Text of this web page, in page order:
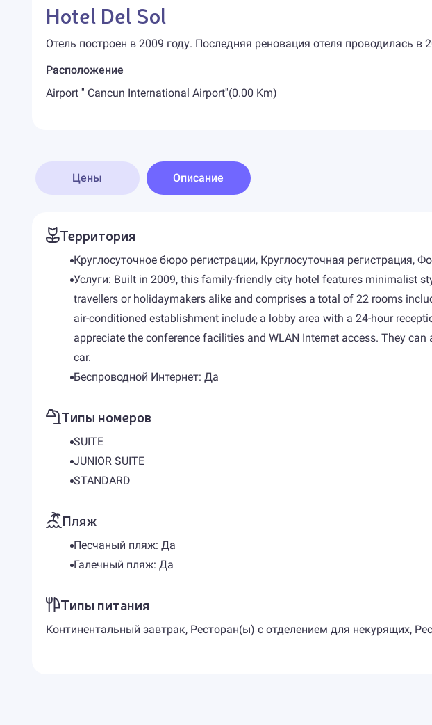
Hotel Del Sol
Отель построен в 2009 году. Последняя реновация отеля проводилась в
Расположение
Airport '' Cancun International Airport''(0.00 Km)
Цены Описание
Территория
Круглосуточное бюро регистрации, Круглосуточная регистрация,
Услуги: Built in 2009, this family-friendly city hotel features minimalist
travellers or holidaymakers alike and comprises a total of 22 rooms
air-conditioned establishment include a lobby area with a 24-hour
appreciate the conference facilities and WLAN Internet access. They
car.
Беспроводной Интернет: Да
Типы номеров
SUITE
JUNIOR SUITE
STANDARD
Пляж
Песчаный пляж: Да
Галечный пляж: Да
Типы питания
Континентальный завтрак, Ресторан(ы) с отделением для некурящих,